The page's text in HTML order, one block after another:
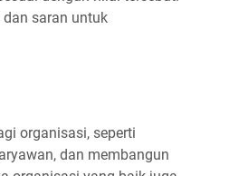
saran untuk
organisasi, seperti
dan membangun